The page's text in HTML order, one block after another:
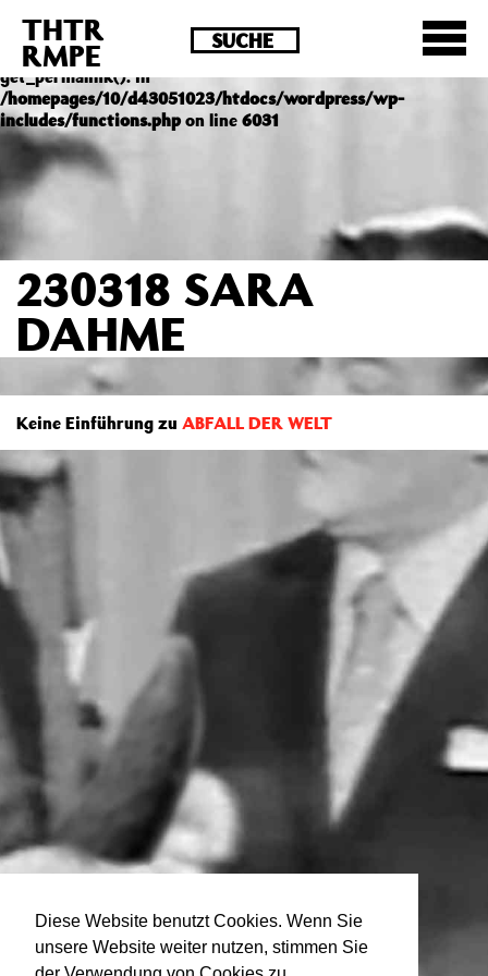
Diese Website benutzt Cookies. Wenn Sie
unsere Website weiter nutzen, stimmen Sie
Deprecated : Die Funktion post_permalink ist seit
Version 4.4.0 veraltet! Verwende stattdessen
get_permalink(). in
/homepages/10/d43051023/htdocs/wordpress/wp-
includes/functions.phpon line 6031
THTR
RMPE
230318 SARA
DAHME
Keine Einführung zu ABFALL DER WELT